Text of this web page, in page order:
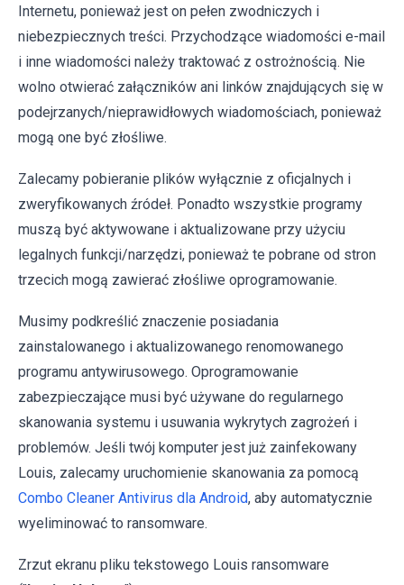
Internetu, ponieważ jest on pełen zwodniczych i
niebezpiecznych treści. Przychodzące wiadomości e-mail
i inne wiadomości należy traktować z ostrożnością. Nie
wolno otwierać załączników ani linków znajdujących się w
podejrzanych/nieprawidłowych wiadomościach, ponieważ
mogą one być złośliwe.
Zalecamy pobieranie plików wyłącznie z oficjalnych i
zweryfikowanych źródeł. Ponadto wszystkie programy
muszą być aktywowane i aktualizowane przy użyciu
legalnych funkcji/narzędzi, ponieważ te pobrane od stron
trzecich mogą zawierać złośliwe oprogramowanie.
Musimy podkreślić znaczenie posiadania
zainstalowanego i aktualizowanego renomowanego
programu antywirusowego. Oprogramowanie
zabezpieczające musi być używane do regularnego
skanowania systemu i usuwania wykrytych zagrożeń i
problemów. Jeśli twój komputer jest już zainfekowany
Louis, zalecamy uruchomienie skanowania za pomocą
Combo Cleaner Antivirus dla Android, aby automatycznie
wyeliminować to ransomware.
Zrzut ekranu pliku tekstowego Louis ransomware